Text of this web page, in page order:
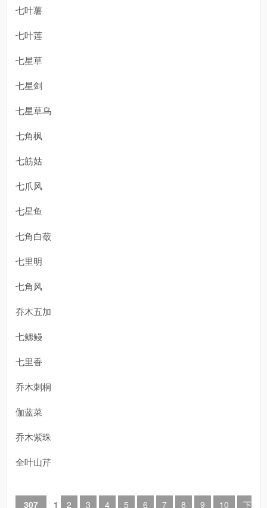
七叶薯
七叶莲
七星草
七星剑
七星草乌
七角枫
七筋姑
七爪风
七星鱼
七角白蔹
七里明
七角风
乔木五加
七鳃鳗
七里香
乔木刺桐
伽蓝菜
乔木紫珠
全叶山芹
307 1 2 3 4 5 6 7 8 9 10 下